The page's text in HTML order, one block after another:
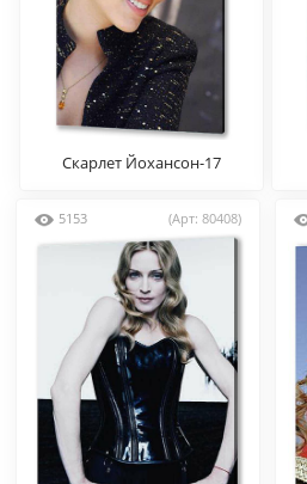
Скарлет Йохансон-17
5153 (Арт: 80408)